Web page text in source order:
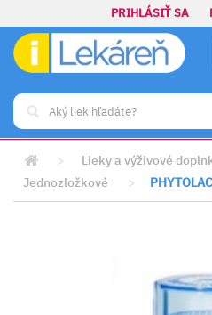
PRIHLÁSIŤ SA
> Lieky a výživové
Jednozložkové
>